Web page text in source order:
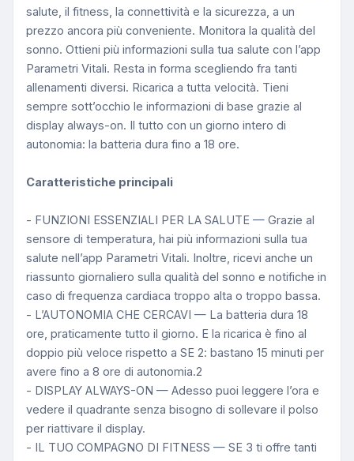
salute, il fitness, la connettività e la sicurezza, a un
prezzo ancora più conveniente. Monitora la qualità del
sonno. Ottieni più informazioni sulla tua salute con l’app
Parametri Vitali. Resta in forma scegliendo fra tanti
allenamenti diversi. Ricarica a tutta velocità. Tieni
sempre sott’occhio le informazioni di base grazie al
display always-on. Il tutto con un giorno intero di
autonomia: la batteria dura fino a 18 ore.
Caratteristiche principali
- FUNZIONI ESSENZIALI PER LA SALUTE — Grazie al
sensore di temperatura, hai più informazioni sulla tua
salute nell’app Parametri Vitali. Inoltre, ricevi anche un
riassunto giornaliero sulla qualità del sonno e notifiche in
caso di frequenza cardiaca troppo alta o troppo bassa.
- L’AUTONOMIA CHE CERCAVI — La batteria dura 18
ore, praticamente tutto il giorno. E la ricarica è fino al
doppio più veloce rispetto a SE 2: bastano 15 minuti per
avere fino a 8 ore di autonomia.2
- DISPLAY ALWAYS-ON — Adesso puoi leggere l’ora e
vedere il quadrante senza bisogno di sollevare il polso
per riattivare il display.
- IL TUO COMPAGNO DI FITNESS — SE 3 ti offre tanti